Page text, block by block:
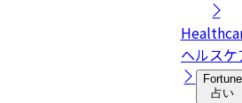
ヘルスケ
Fortune
占い